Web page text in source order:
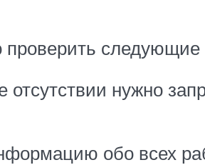
следующие
нужно
обо всех